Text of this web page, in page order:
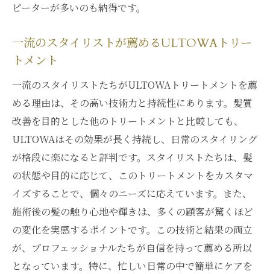
ピーターが多いのも納得です。
一流のスタイリストが薦めるULTOWAトリー
トメント
一流のスタイリストたちがULTOWAトリートメントを薦
める理由は、その高い技術力と持続性にあります。髪質
改善を目的とした他のトリートメントと比較しても、
ULTOWAはその効果が長く持続し、日常のスタイリング
が格段に楽になると評判です。スタイリストたちは、髪
の状態や目的に応じて、このトリートメントをカスタマ
イズすることで、個々のニーズに応えています。また、
施術後の髪の触り心地や輝きは、多くの顧客が驚くほど
の変化を実感するポイントです。この技術と結果の両立
が、プロフェッショナルたちが自信を持って薦める所以
となっています。特に、忙しい日常の中で簡単にケアを